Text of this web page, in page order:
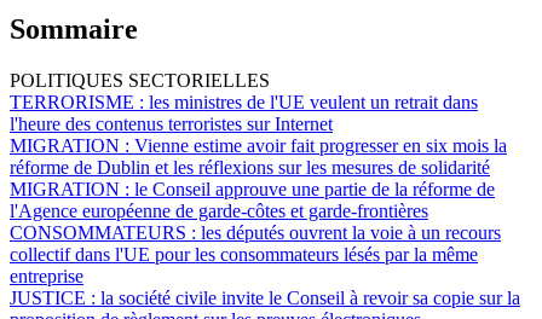
Sommaire
POLITIQUES SECTORIELLES
TERRORISME : les ministres de l'UE veulent un retrait dans
l'heure des contenus terroristes sur Internet
MIGRATION : Vienne estime avoir fait progresser en six mois la
réforme de Dublin et les réflexions sur les mesures de solidarité
MIGRATION : le Conseil approuve une partie de la réforme de
l'Agence européenne de garde-côtes et garde-frontières
CONSOMMATEURS : les députés ouvrent la voie à un recours
collectif dans l'UE pour les consommateurs lésés par la même
entreprise
JUSTICE : la société civile invite le Conseil à revoir sa copie sur la